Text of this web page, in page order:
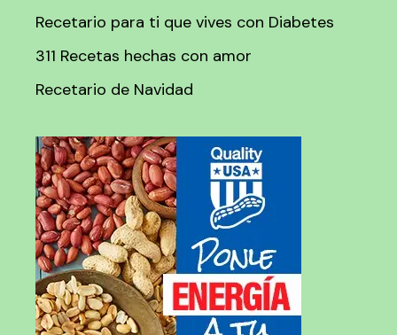
Recetario para ti que vives con Diabetes
311 Recetas hechas con amor
Recetario de Navidad